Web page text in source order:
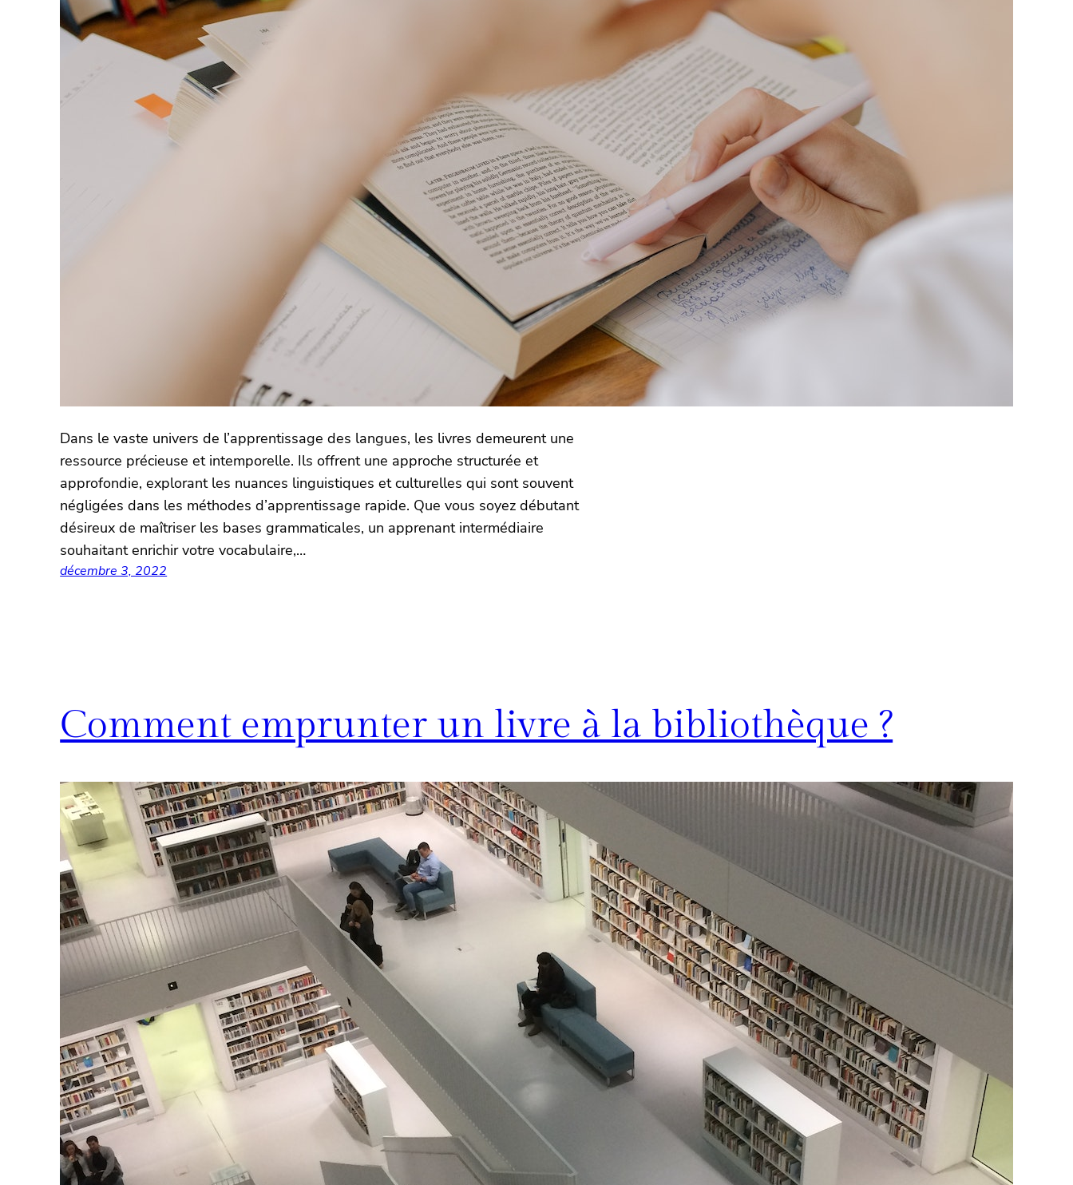
Dans le vaste univers de l’apprentissage des langues, les livres demeurent une
ressource précieuse et intemporelle. Ils offrent une approche structurée et
approfondie, explorant les nuances linguistiques et culturelles qui sont souvent
négligées dans les méthodes d’apprentissage rapide. Que vous soyez débutant
désireux de maîtriser les bases grammaticales, un apprenant intermédiaire
souhaitant enrichir votre vocabulaire,…
décembre 3, 2022
Comment emprunter un livre à la bibliothèque ?